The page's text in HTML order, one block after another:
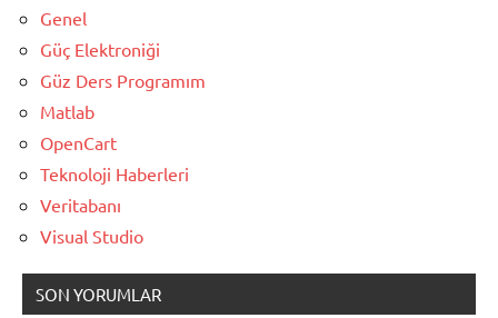
Genel
Güç Elektroniği
Güz Ders Programım
Matlab
OpenCart
Teknoloji Haberleri
Veritabanı
Visual Studio
SON YORUMLAR